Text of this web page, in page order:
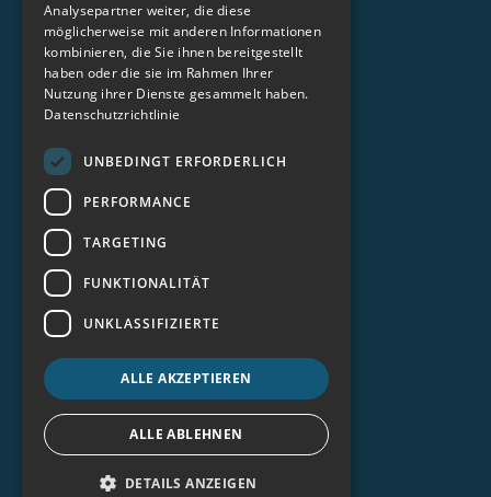
Jobsuchende
Arbeitgeber
Partnerprogramm
Über uns
Alle Standorte
Kontakt
Magazin
Plattform
Login Arbeitgeber
TalentPool.care
Impressum
Datenschutz
AGB
SOCIAL MEDIA
Analysepartner weiter, die diese
möglicherweise mit anderen Informationen
kombinieren, die Sie ihnen bereitgestellt
haben oder die sie im Rahmen Ihrer
Nutzung ihrer Dienste gesammelt haben.
Datenschutzrichtlinie
UNBEDINGT ERFORDERLICH
PERFORMANCE
TARGETING
FUNKTIONALITÄT
UNKLASSIFIZIERTE
ALLE AKZEPTIEREN
ALLE ABLEHNEN
DETAILS ANZEIGEN